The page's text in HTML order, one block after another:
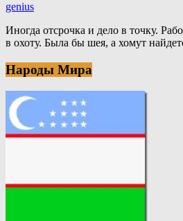
genius
Иногда отсрочка и дело в точку.
в охоту. Была бы шея, а хомут
Народы Мира